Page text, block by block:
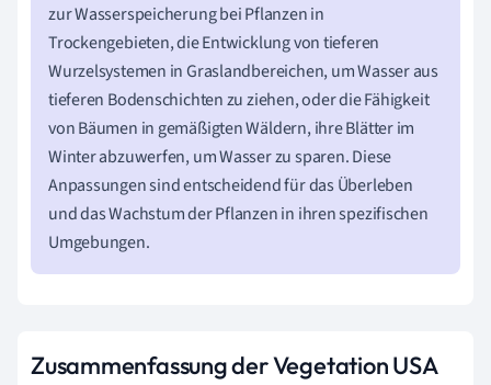
zur Wasserspeicherung bei Pflanzen in
Trockengebieten, die Entwicklung von tieferen
Wurzelsystemen in Graslandbereichen, um Wasser aus
tieferen Bodenschichten zu ziehen, oder die Fähigkeit
von Bäumen in gemäßigten Wäldern, ihre Blätter im
Winter abzuwerfen, um Wasser zu sparen. Diese
Anpassungen sind entscheidend für das Überleben
und das Wachstum der Pflanzen in ihren spezifischen
Umgebungen.
Zusammenfassung der Vegetation USA